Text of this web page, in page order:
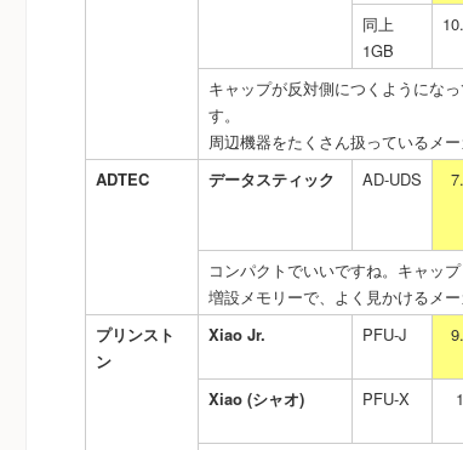
同上
1GB
キャップが反対側につくようにな
す。
周辺機器をたくさん扱っているメ
ADTEC
データスティック AD-UDS
コンパクトでいいですね。キャッ
増設メモリーで、よく見かけるメ
プリンスト
ン
Xiao Jr. PFU-J
Xiao (シャオ)
PFU-X